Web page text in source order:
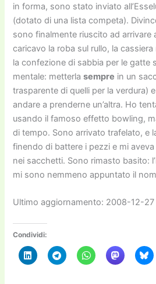
in forma, sono stato inviato
(dotato di una lista competa).
sono finalmente riuscito ad arrivare
caricavo la roba sul rullo, la
la confezione di sabbia per le gatte
mentale: metterlasempre in un
trasparente di quelli per la verdura)
andare a prenderne un’altra. Ho
usando il famoso effetto bowling,
di tempo. Sono arrivato trafelato, e
finendo di battere i pezzi e mi
nei sacchetti. Sono rimasto basito:
mi sono nemmeno appuntato il
Ultimo aggiornamento: 2008-12-27
Condividi: